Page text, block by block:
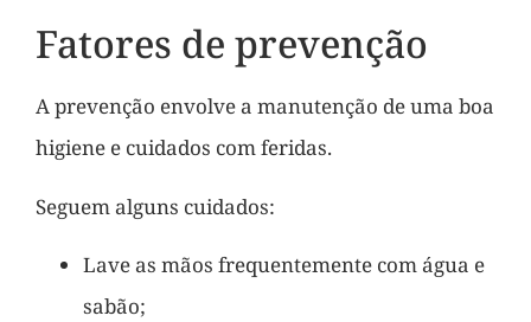
Fatores de prevenção
A prevenção envolve a manutenção de uma boa
higiene e cuidados com feridas.
Seguem alguns cuidados:
Lave as mãos frequentemente com água e
sabão;